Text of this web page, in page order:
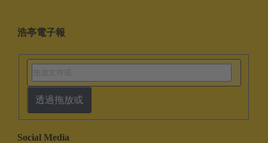
浩亭電子報
透過拖放或
Social Media